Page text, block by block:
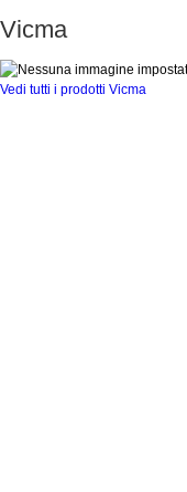
Vicma
Vedi tutti i prodotti Vicma